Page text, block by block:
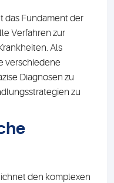
das Fundament der
Verfahren zur
Als
verschiedene
Diagnosen zu
zu
den komplexen